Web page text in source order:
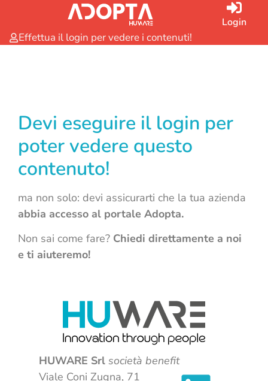
Login
Effettua il login per vedere i contenuti!
Devi eseguire il login per
poter vedere questo
contenuto!
ma non solo: devi assicurarti che la tua azienda
abbia accesso al portale Adopta.
Non sai come fare? Chiedi direttamente a noi
e ti aiuteremo!
HUWARE Srl società benefit
Viale Coni Zugna, 71